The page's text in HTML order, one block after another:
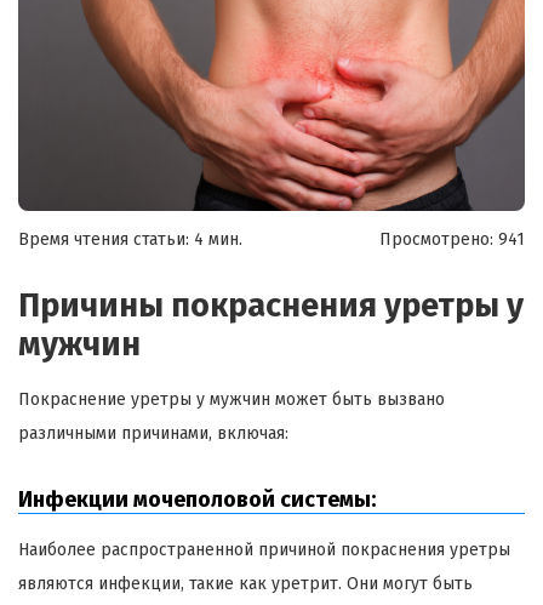
Время чтения статьи: 4 мин. Просмотрено: 941
Причины покраснения уретры у
мужчин
Покраснение уретры у мужчин может быть вызвано
различными причинами, включая:
Инфекции мочеполовой системы:
Наиболее распространенной причиной покраснения уретры
являются инфекции, такие как уретрит. Они могут быть